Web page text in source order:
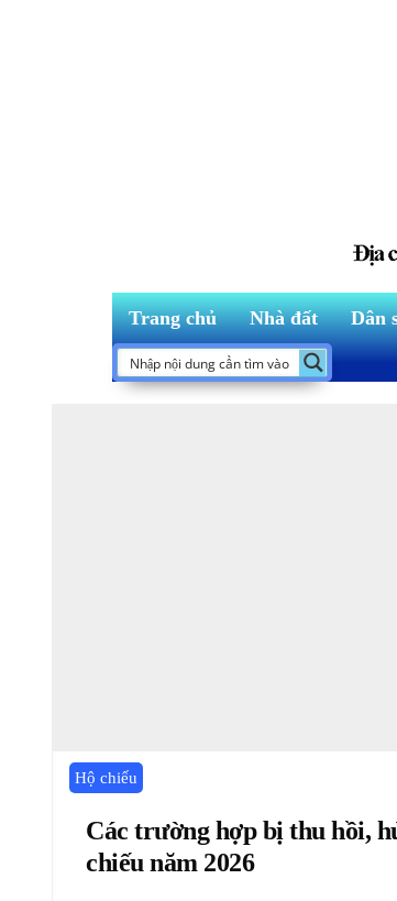
Trang chủ Nhà đất Dân
Hộ chiếu
Các trường hợp bị thu hồi,
chiếu năm 2026